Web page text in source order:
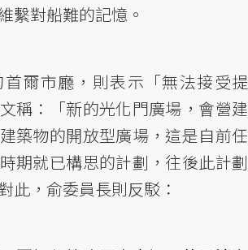
繫對船難的記憶。
爾市廳，則表示「無法接受提
稱：「新的光化門廣場，會營建
築物的開放型廣場，這是自前任
時期就已構思的計劃，往後此計劃
此，俞委員長則反駁：